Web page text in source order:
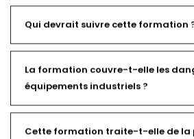
Qui devrait suivre cette formation
La formation couvre-t-elle les
équipements industriels ?
Cette formation traite-t-elle de la